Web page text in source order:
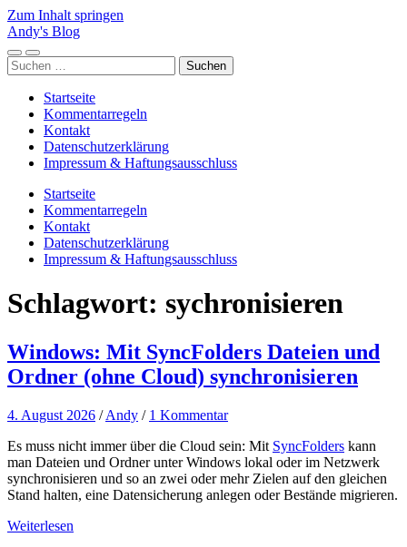
Zum Inhalt springen
Andy's Blog
Mobile-
Menü
Suchfeld
ein-/ausblenden
Suchen
nach:
Startseite
Kommentarregeln
Kontakt
Datenschutzerklärung
Impressum & Haftungsausschluss
Startseite
Kommentarregeln
Kontakt
Datenschutzerklärung
Impressum & Haftungsausschluss
Schlagwort: sychronisieren
Windows: Mit SyncFolders Dateien und
Ordner (ohne Cloud) synchronisieren
4. August 2026 /Andy / 1 Kommentar
Es muss nicht immer über die Cloud sein: Mit SyncFolders kann
man Dateien und Ordner unter Windows lokal oder im Netzwerk
synchronisieren und so an zwei oder mehr Zielen auf den gleichen
Stand halten, eine Datensicherung anlegen oder Bestände migrieren.
Weiterlesen